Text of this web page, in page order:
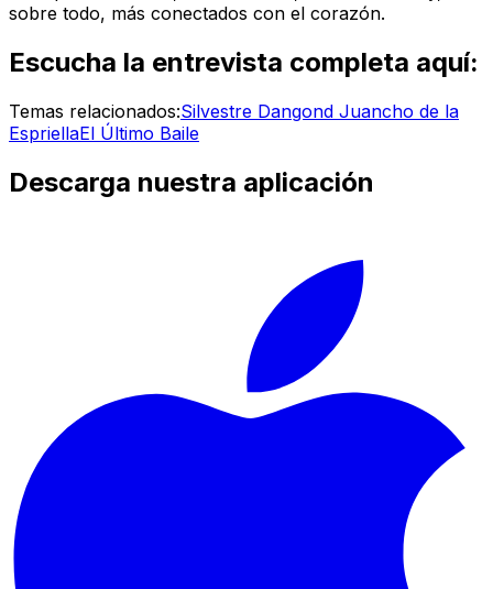
sobre todo, más conectados con el corazón.
Escucha la entrevista completa aquí:
Temas relacionados:Silvestre Dangond Juancho de la
EspriellaEl Último Baile
Descarga nuestra aplicación